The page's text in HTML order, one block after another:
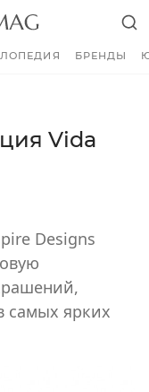
БРЕНДЫ
Vida
Designs
самых ярких